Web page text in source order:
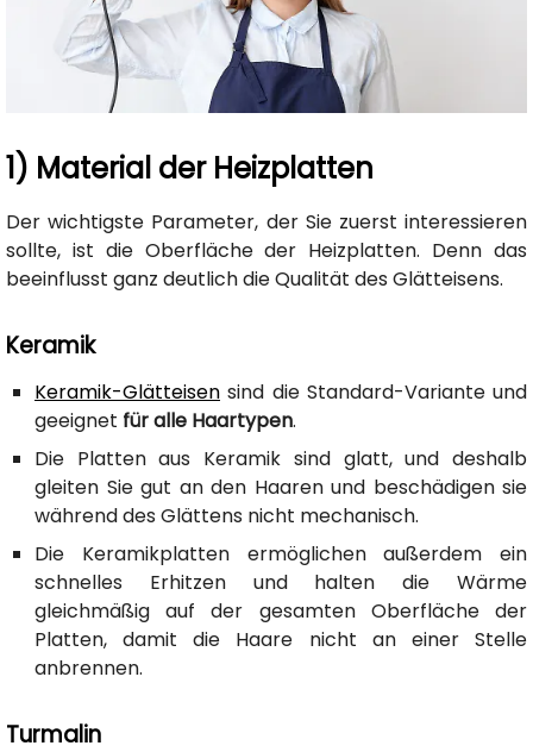
1) Material der Heizplatten
Der wichtigste Parameter, der Sie zuerst interessieren
sollte, ist die Oberfläche der Heizplatten. Denn das
beeinflusst ganz deutlich die Qualität des Glätteisens.
Keramik
Keramik-Glätteisen sind die Standard-Variante und
geeignet für alle Haartypen.
Die Platten aus Keramik sind glatt, und deshalb
gleiten Sie gut an den Haaren und beschädigen sie
während des Glättens nicht mechanisch.
Die Keramikplatten ermöglichen außerdem ein
schnelles Erhitzen und halten die Wärme
gleichmäßig auf der gesamten Oberfläche der
Platten, damit die Haare nicht an einer Stelle
anbrennen.
Turmalin